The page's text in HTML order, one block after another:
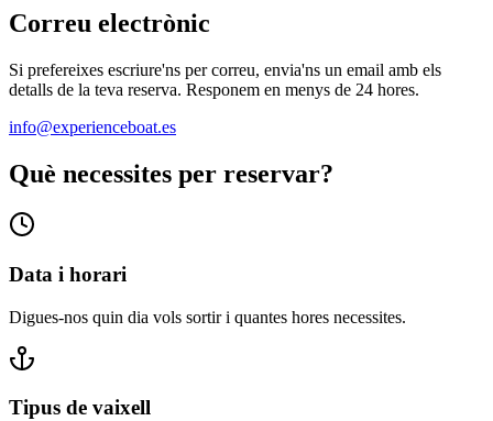
Correu electrònic
Si prefereixes escriure'ns per correu, envia'ns un email amb els
detalls de la teva reserva. Responem en menys de 24 hores.
info@experienceboat.es
Què necessites per reservar?
Data i horari
Digues-nos quin dia vols sortir i quantes hores necessites.
Tipus de vaixell